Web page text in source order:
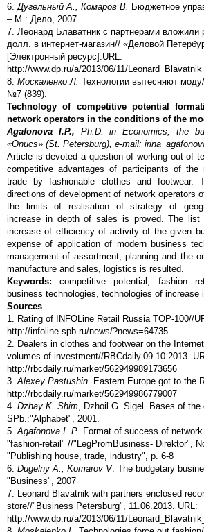
6. Дугельный А., Комаров В. Бюджетное
– М.: Дело, 2007.
7. Леонард Блаватник с партнерами вложили
долл. в интернет-магазин// «Деловой
[Электронный ресурс].URL:
http://www.dp.ru/a/2013/06/11/
8. Москаленко Л. Технологии вытесняют
№7 (839).
Technology of competitive potential
network operators in the conditions of the
Agafonova I.P., Ph.D. in Economics, the
«Оnиcs» (St. Petersburg), e-mail:
Article is devoted a question of working out of
competitive advantages of participants of the
trade by fashionable clothes and footwear.
directions of development of network operators
the limits of realisation of strategy of
increase in depth of sales is proved. The list
increase of efficiency of activity of the given
expense of application of modern business
management of assortment, planning and the
manufacture and sales, logistics is resulted.
Keywords: competitive potential, fashion
business technologies, technologies of increase
Sources
1. Rating of INFOLine Retail Russia TOP-100//
http://infoline.spb.ru/news/?news=64735
2. Dealers in clothes and footwear on the
volumes of investment//RBCdaily.09.10.2013.
http://rbcdaily.ru/market/562949989173656
3. Alexey Pastushin. Eastern Europe got to the
http://rbcdaily.ru/market/562949986779007
4. Dzhay K. Shim , Dzhoil G. Sigel. Bases of
SPb.:"Alphabet", 2001.
5. Agafonova I. P . Format of success of
"fashion-retail" //"LegPromBusiness- Direktor",
"Publishing house, trade, industry", p. 6-8
6. Dugelny A., Komarov V. The budgetary
"Business", 2007
7. Leonard Blavatnik with partners enclosed
store//"Business Petersburg", 11.06.2013. URL:
http://www.dp.ru/a/2013/06/11/